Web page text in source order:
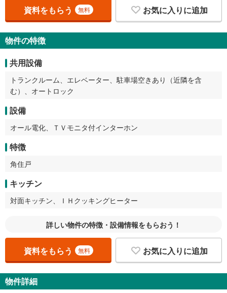
資料をもらう 無料 お気に入りに追加
物件の特徴
共用設備
トランクルーム、エレベーター、駐車場空きあり（近隣を含
む）、オートロック
設備
オール電化、ＴＶモニタ付インターホン
特徴
角住戸
キッチン
対面キッチン、ＩＨクッキングヒーター
詳しい物件の特徴・設備情報をもらおう！
資料をもらう 無料 お気に入りに追加
物件詳細